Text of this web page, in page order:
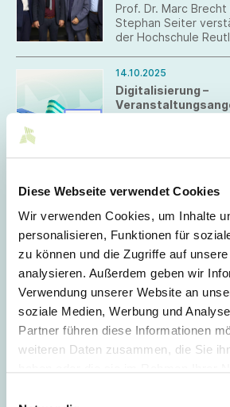
Diese Webseite verwendet Cookies
Wir verwenden Cookies, um Inhalte
personalisieren, Funktionen für
zu können und die Zugriffe auf
analysieren. Außerdem geben wir
Verwendung unserer Website an
soziale Medien, Werbung und
Partner führen diese Informationen
weiteren Daten zusammen, die Sie
Prof. Dr. Marc Brecht
Stephan Seiter
der Hochschule
14.10.2025
Digitalisierung –
Wir präsentieren
MINT-Bildung mit
Versprechen der
Anlässlich der
Strategie für
die Wirtschaft eine
für außerschulische
Darin bekennen sich
verbindlichen Zielen
ein verlässliches und
hochwertiges
September 2025
Checklisten